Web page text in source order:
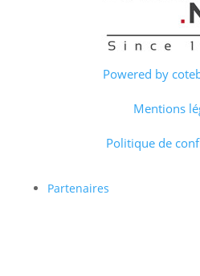
Powered by
Mentions
Politique de
Partenaires